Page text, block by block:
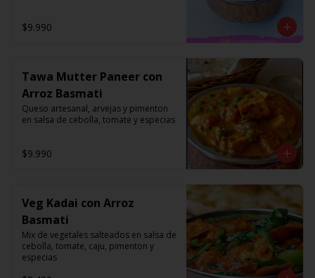
$9.990
Tawa Mutter Paneer con
Arroz Basmati
Queso artesanal, arvejas y pimenton
en salsa de cebolla, tomate y especias
$9.990
Veg Kadai con Arroz
Basmati
Mix de vegetales salteados en salsa de
cebolla, tomate, caju, pimenton y
especias